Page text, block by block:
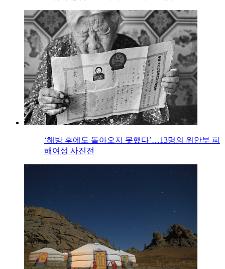
‘해방 후에도 돌아오지 못했다’…13명의 위안부 피
해여성 사진전